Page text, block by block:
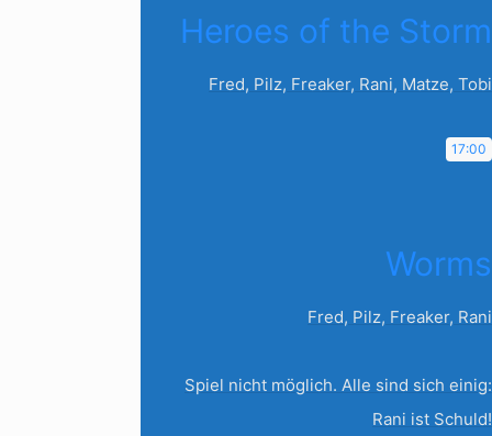
Heroes of the Storm
Fred, Pilz, Freaker, Rani, Matze, Tobi
17:00
Worms
Fred, Pilz, Freaker, Rani
Spiel nicht möglich. Alle sind sich einig:
Rani ist Schuld!